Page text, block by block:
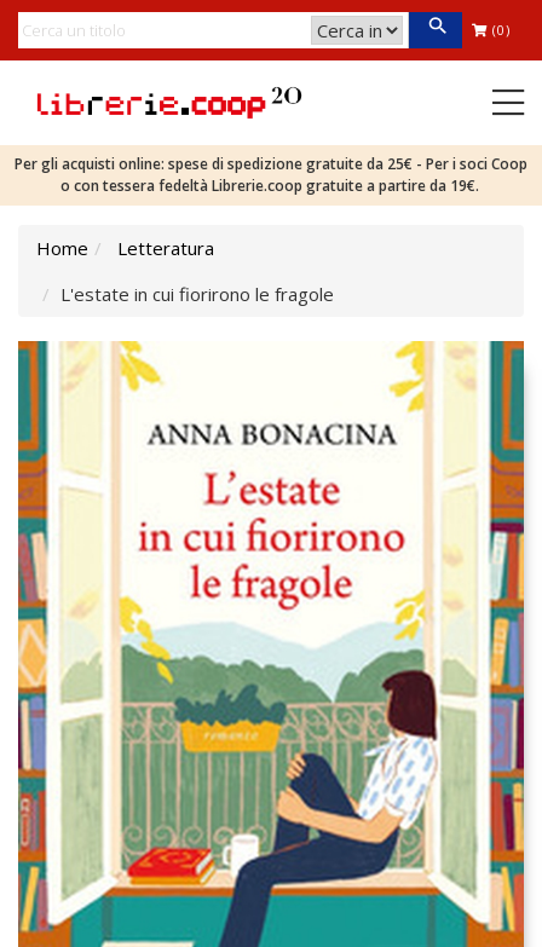
(0)
Per gli acquisti online: spese di spedizione gratuite da 25€ - Per i soci Coop
o con tessera fedeltà Librerie.coop gratuite a partire da 19€.
Home
Letteratura
L'estate in cui fiorirono le fragole